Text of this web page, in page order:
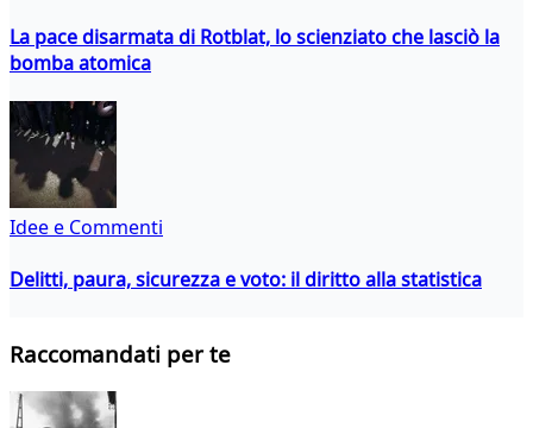
La pace disarmata di Rotblat, lo scienziato che lasciò la
bomba atomica
Idee e Commenti
Delitti, paura, sicurezza e voto: il diritto alla statistica
Raccomandati per te